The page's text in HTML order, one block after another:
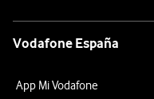
Vodafone España
App Mi Vodafone